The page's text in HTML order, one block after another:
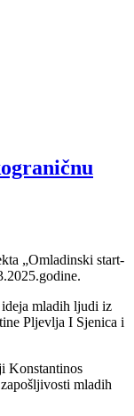
„Omladinski start-
mladih ljudi iz
Pljevlja I Sjenica i
Konstantinos
mladih